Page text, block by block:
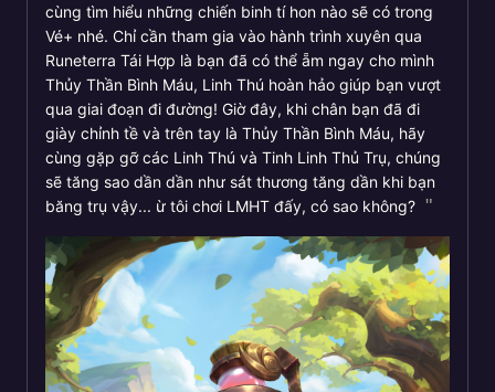
cùng tìm hiểu những chiến binh tí hon nào sẽ có trong
Vé+ nhé. Chỉ cần tham gia vào hành trình xuyên qua
Runeterra Tái Hợp là bạn đã có thể ẵm ngay cho mình
Thủy Thần Bình Máu, Linh Thú hoàn hảo giúp bạn vượt
qua giai đoạn đi đường! Giờ đây, khi chân bạn đã đi
giày chỉnh tề và trên tay là Thủy Thần Bình Máu, hãy
cùng gặp gỡ các Linh Thú và Tinh Linh Thủ Trụ, chúng
sẽ tăng sao dần dần như sát thương tăng dần khi bạn
băng trụ vậy... ừ tôi chơi LMHT đấy, có sao không?